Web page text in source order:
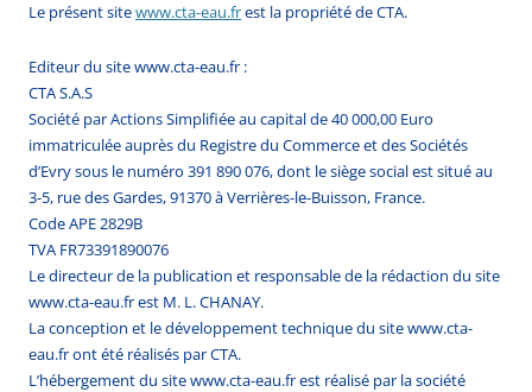
Le présent sitewww.cta-eau.frest la propriété de CTA.
Editeur du site www.cta-eau.fr :
CTA S.A.S
Société par Actions Simplifiée au capital de 40 000,00 Euro
immatriculée auprès du Registre du Commerce et des Sociétés
d’Evry sous le numéro 391 890 076, dont le siège social est situé au
3-5, rue des Gardes, 91370 à Verrières-le-Buisson, France.
Code APE 2829B
TVA FR73391890076
Le directeur de la publication et responsable de la rédaction du site
www.cta-eau.fr est M. L. CHANAY.
La conception et le développement technique du site www.cta-
eau.fr ont été réalisés par CTA.
L’hébergement du site www.cta-eau.fr est réalisé par la société